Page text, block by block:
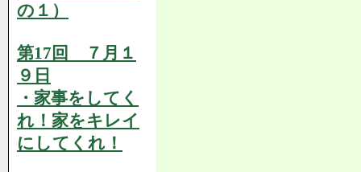
の１）
第17回 ７月１
９日
・家事をしてく
れ！家をキレイ
にしてくれ！